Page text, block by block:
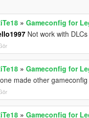
» Gameconfig for
Not work with DLCs
» Gameconfig for
made other
» Gameconfig for